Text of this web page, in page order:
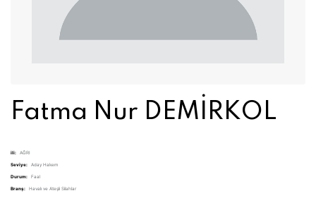
Fatma Nur DEMİRKOL
ili: AĞRI
Seviye: Aday Hakem
Durum: Faal
Branş: Havalı ve Ateşli Silahlar